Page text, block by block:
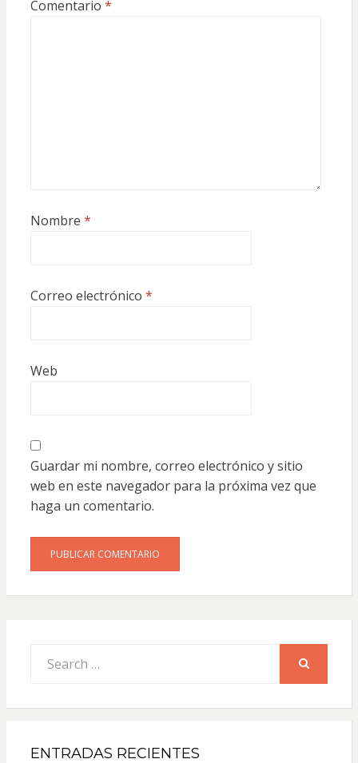
Comentario *
Nombre *
Correo electrónico *
Web
Guardar mi nombre, correo electrónico y sitio
web en este navegador para la próxima vez que
haga un comentario.
for:
ENTRADAS RECIENTES